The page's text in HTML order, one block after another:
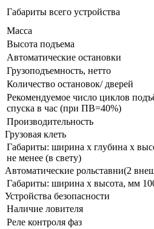
Габариты всего устройства
Масса
Высота подъема
Автоматические остановки
Грузоподъемность, нетто
Количество остановок/ дверей
Рекомендуемое число циклов
спуска в час (при ПВ=40%)
Производительность
Грузовая клеть
Габариты: ширина х глубина х
не менее (в свету)
Автоматические рольставни(2
Габариты: ширина х высота, мм
Устройства безопасности
Наличие ловителя
Реле контроля фаз